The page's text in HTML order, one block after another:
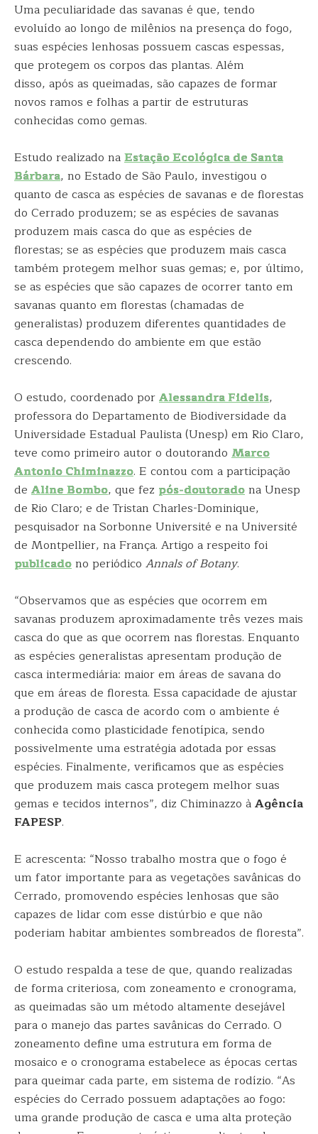
Uma peculiaridade das savanas é que, tendo
evoluído ao longo de milênios na presença do fogo,
suas espécies lenhosas possuem cascas espessas,
que protegem os corpos das plantas. Além
disso, após as queimadas, são capazes de formar
novos ramos e folhas a partir de estruturas
conhecidas como gemas.
Estudo realizado naEstação Ecológica de Santa
Bárbara, no Estado de São Paulo, investigou o
quanto de casca as espécies de savanas e de florestas
do Cerrado produzem; se as espécies de savanas
produzem mais casca do que as espécies de
florestas; se as espécies que produzem mais casca
também protegem melhor suas gemas; e, por último,
se as espécies que são capazes de ocorrer tanto em
savanas quanto em florestas (chamadas de
generalistas) produzem diferentes quantidades de
casca dependendo do ambiente em que estão
crescendo.
O estudo, coordenado porAlessandra Fidelis,
professora do Departamento de Biodiversidade da
Universidade Estadual Paulista (Unesp) em Rio Claro,
teve como primeiro autor o doutorando Marco
Antonio Chiminazzo. E contou com a participação
de Aline Bombo, que fez pós-doutoradona Unesp
de Rio Claro; e de Tristan Charles-Dominique,
pesquisador na Sorbonne Université e na Université
de Montpellier, na França. Artigo a respeito foi
publicadono periódico Annals of Botany.
“Observamos que as espécies que ocorrem em
savanas produzem aproximadamente três vezes mais
casca do que as que ocorrem nas florestas. Enquanto
as espécies generalistas apresentam produção de
casca intermediária: maior em áreas de savana do
que em áreas de floresta. Essa capacidade de ajustar
a produção de casca de acordo com o ambiente é
conhecida como plasticidade fenotípica, sendo
possivelmente uma estratégia adotada por essas
espécies. Finalmente, verificamos que as espécies
que produzem mais casca protegem melhor suas
gemas e tecidos internos”, diz Chiminazzo àAgência
FAPESP.
E acrescenta: “Nosso trabalho mostra que o fogo é
um fator importante para as vegetações savânicas do
Cerrado, promovendo espécies lenhosas que são
capazes de lidar com esse distúrbio e que não
poderiam habitar ambientes sombreados de floresta”.
O estudo respalda a tese de que, quando realizadas
de forma criteriosa, com zoneamento e cronograma,
as queimadas são um método altamente desejável
para o manejo das partes savânicas do Cerrado. O
zoneamento define uma estrutura em forma de
mosaico e o cronograma estabelece as épocas certas
para queimar cada parte, em sistema de rodízio. “As
espécies do Cerrado possuem adaptações ao fogo:
uma grande produção de casca e uma alta proteção